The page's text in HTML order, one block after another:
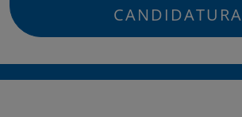
4) COMUNICAZIONE DEI DATI
comunicati in alcun modo a terzi.
CANDIDATURA